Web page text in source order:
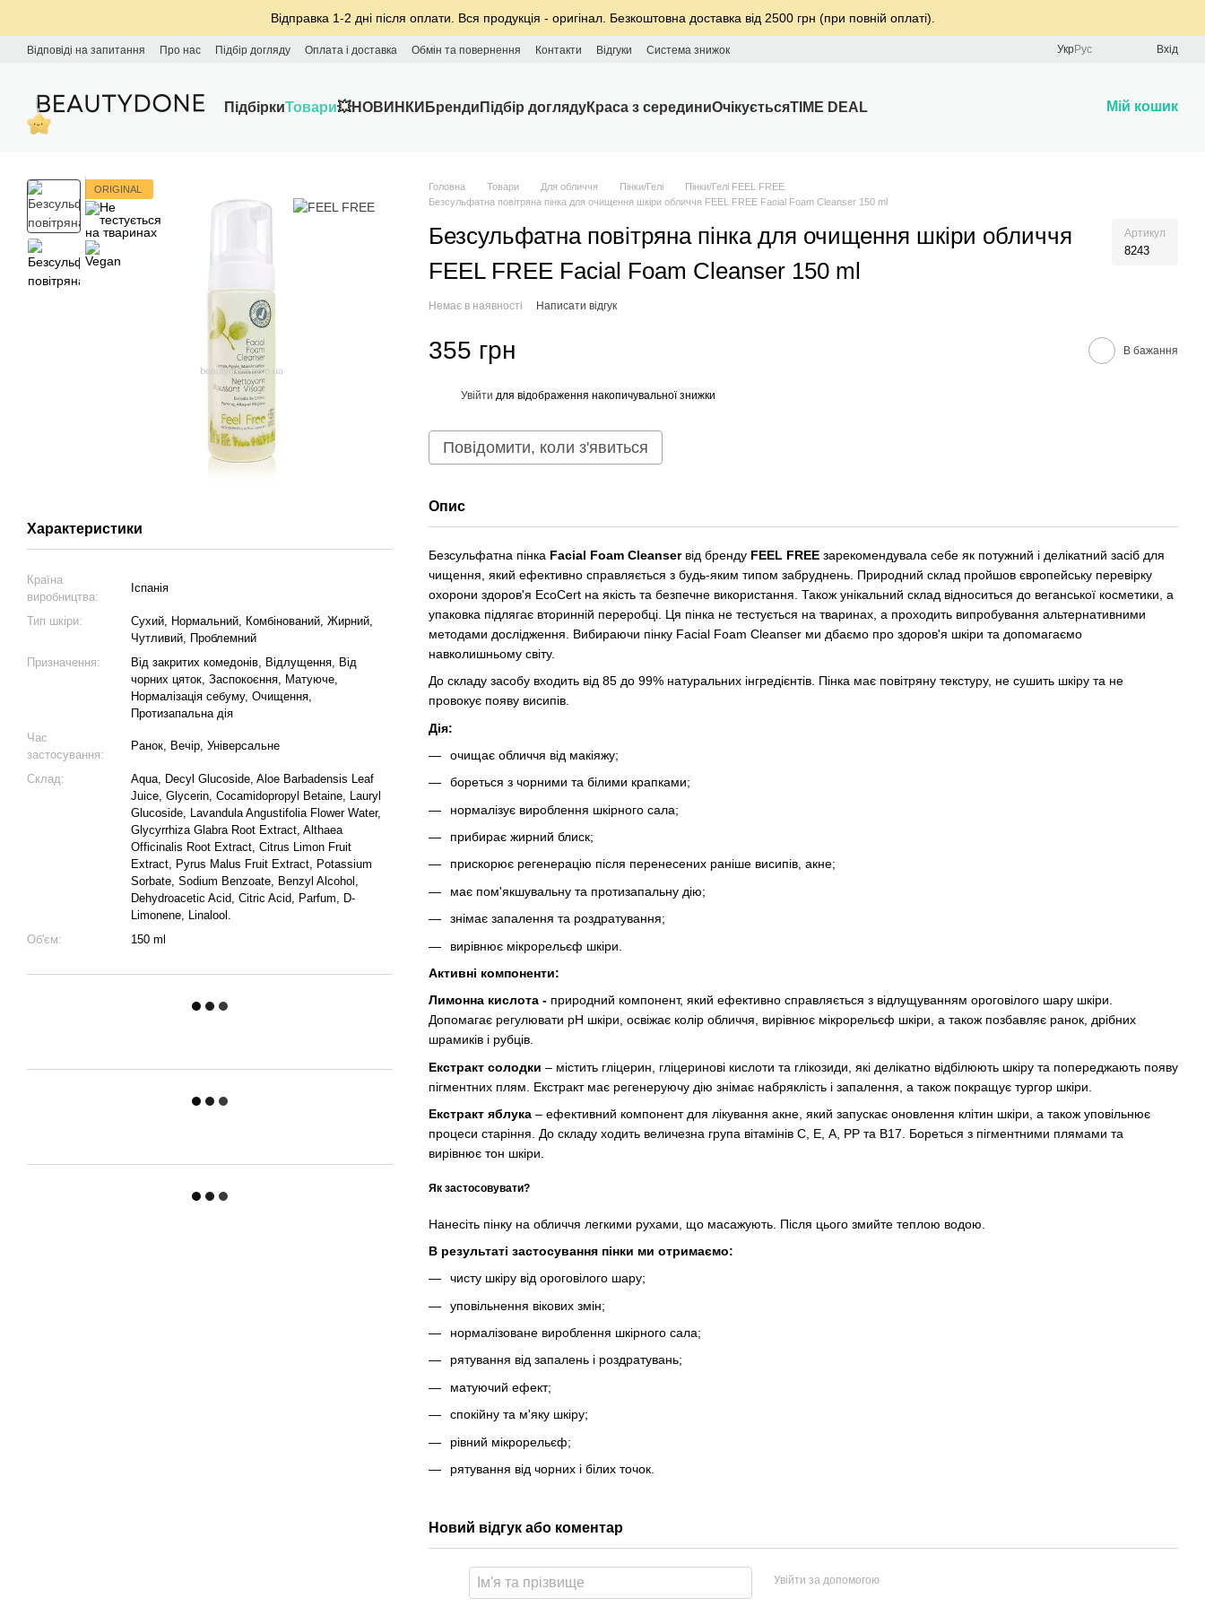
Відправка 1-2 дні після оплати. Вся продукція - оригінал. Безкоштовна доставка від 2500 грн (при повній оплаті).
Відповіді на запитання Про нас Підбір догляду Оплата і доставка Обмін та повернення Контакти Відгуки Система знижок УкрРус Вхід
ПідбіркиТовари💥НОВИНКИ Бренди Підбір доглядуКраса з серединиОчікуєтьсяTIME DEAL Мій кошик
ORIGINAL
Характеристики
Країна
виробництва:
Іспанія
Тип шкіри:
Сухий, Нормальний, Комбінований, Жирний,
Чутливий, Проблемний
Призначення:
Від закритих комедонів, Відлущення, Від
чорних цяток, Заспокоєння, Матуюче,
Нормалізація себуму, Очищення,
Протизапальна дія
Час
застосування:
Ранок, Вечір, Універсальне
Склад:
Aqua, Decyl Glucoside, Aloe Barbadensis Leaf
Juice, Glycerin, Cocamidopropyl Betaine, Lauryl
Glucoside, Lavandula Angustifolia Flower Water,
Glycyrrhiza Glabra Root Extract, Althaea
Officinalis Root Extract, Citrus Limon Fruit
Extract, Pyrus Malus Fruit Extract, Potassium
Sorbate, Sodium Benzoate, Benzyl Alcohol,
Dehydroacetic Acid, Citric Acid, Parfum, D-
Limonene, Linalool.
Об'єм:
150 ml
Головна Товари Для обличчя Пінки/Гелі
Пінки/Гелі FEEL FREE
Безсульфатна повітряна пінка для очищення шкіри обличчя FEEL FREE Facial Foam Cleanser 150 ml
Безсульфатна повітряна пінка для очищення шкіри обличчя
FEEL FREE Facial Foam Cleanser 150 ml
Артикул
8243
Немає в наявності Написати відгук
355 грн В бажання
Увійти для відображення накопичувальної знижки
Повідомити, коли з'явиться
Опис
Безсульфатна пінка Facial Foam Cleanserвід бренду FEEL FREE зарекомендувала себе як потужний і делікатний засіб для
чищення, який ефективно справляється з будь-яким типом забруднень. Природний склад пройшов європейську перевірку
охорони здоров'я EcoCert на якість та безпечне використання. Також унікальний склад відноситься до веганської косметики, а
упаковка підлягає вторинній переробці. Ця пінка не тестується на тваринах, а проходить випробування альтернативними
методами дослідження. Вибираючи пінку Facial Foam Cleanser ми дбаємо про здоров'я шкіри та допомагаємо
навколишньому світу.
До складу засобу входить від 85 до 99% натуральних інгредієнтів. Пінка має повітряну текстуру, не сушить шкіру та не
провокує появу висипів.
Дія:
очищає обличчя від макіяжу;
бореться з чорними та білими крапками;
нормалізує вироблення шкірного сала;
прибирає жирний блиск;
прискорює регенерацію після перенесених раніше висипів, акне;
має пом'якшувальну та протизапальну дію;
знімає запалення та роздратування;
вирівнює мікрорельєф шкіри.
Активні компоненти:
Лимонна кислота - природний компонент, який ефективно справляється з відлущуванням ороговілого шару шкіри.
Допомагає регулювати pH шкіри, освіжає колір обличчя, вирівнює мікрорельєф шкіри, а також позбавляє ранок, дрібних
шрамиків і рубців.
Екстракт солодки – містить гліцерин, гліцеринові кислоти та глікозиди, які делікатно відбілюють шкіру та попереджають появу
пігментних плям. Екстракт має регенеруючу дію знімає набряклість і запалення, а також покращує тургор шкіри.
Екстракт яблука – ефективний компонент для лікування акне, який запускає оновлення клітин шкіри, а також уповільнює
процеси старіння. До складу ходить величезна група вітамінів С, Е, А, РР та В17. Бореться з пігментними плямами та
вирівнює тон шкіри.
Як застосовувати?
Нанесіть пінку на обличчя легкими рухами, що масажують. Після цього змийте теплою водою.
В результаті застосування пінки ми отримаємо:
чисту шкіру від ороговілого шару;
уповільнення вікових змін;
нормалізоване вироблення шкірного сала;
рятування від запалень і роздратувань;
матуючий ефект;
спокійну та м'яку шкіру;
рівний мікрорельєф;
рятування від чорних і білих точок.
Новий відгук або коментар
Увійти за допомогою